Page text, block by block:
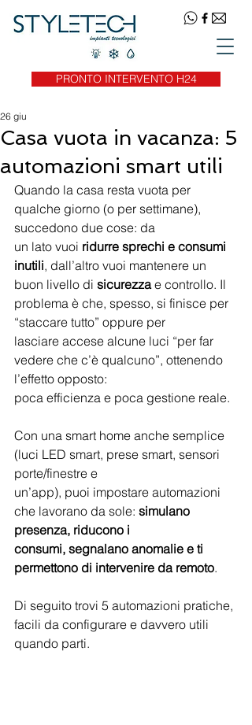
PRONTO INTERVENTO H24
Casa vuota in vacanza: 5
automazioni smart utili
26 giu
Quando la casa resta vuota per
qualche giorno (o per settimane),
succedono due cose: da
un lato vuoi ridurre sprechi e consumi
inutili, dall’altro vuoi mantenere un
buon livello di sicurezza e controllo. Il
problema è che, spesso, si finisce per
“staccare tutto” oppure per
lasciare accese alcune luci “per far
vedere che c’è qualcuno”, ottenendo
l’effetto opposto:
poca efficienza e poca gestione reale.
Con una smart home anche semplice
(luci LED smart, prese smart, sensori
porte/finestre e
un’app), puoi impostare automazioni
che lavorano da sole: simulano
presenza, riducono i
consumi, segnalano anomalie e ti
permettono di intervenire da remoto.
Di seguito trovi 5 automazioni pratiche,
facili da configurare e davvero utili
quando parti.